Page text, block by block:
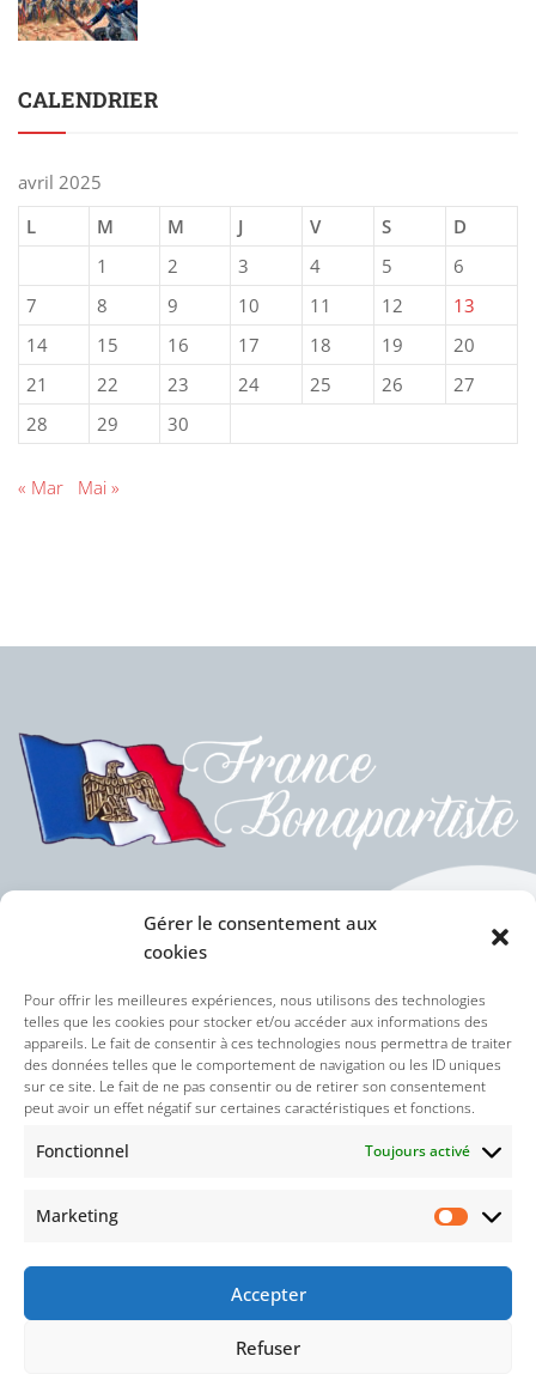
Gérer le consentement aux
cookies
Pour offrir les meilleures expériences, nous utilisons des technologies
telles que les cookies pour stocker et/ou accéder aux informations des
appareils. Le fait de consentir à ces technologies nous permettra de traiter
des données telles que le comportement de navigation ou les ID uniques
sur ce site. Le fait de ne pas consentir ou de retirer son consentement
peut avoir un effet négatif sur certaines caractéristiques et fonctions.
Fonctionnel Toujours activé
Marketing
Accepter
Refuser
CALENDRIER
avril 2025
L
M M J V S
D
1
2 3 4 5
6
7
8 9 10 11 12
13
14
15 16 17 18 19
20
21
22 23 24 25 26
27
28
29 30
« Mar Mai »
Politique des cookies (UE)
Politique de confidentialité
Nos réseaux sociaux :